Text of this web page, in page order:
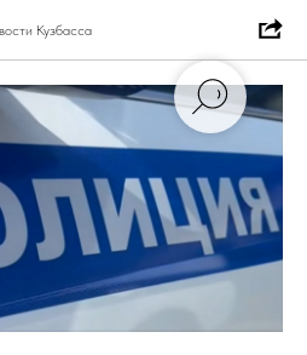
Кузбасса